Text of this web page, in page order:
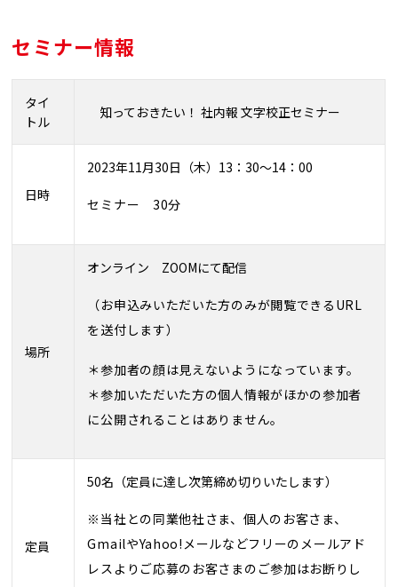
セミナー情報
タイ
トル
知っておきたい！ 社内報 文字校正セミナー
日時
2023年11月30日（木） 13 ：30～14 ：00
セミナー 30分
場所
オンライン ZOOMにて配信
（お申込みいただいた方のみが閲覧できるURL
を送付します）
＊参加者の顔は見えないようになっています。
＊参加いただいた方の個人情報がほかの参加者
に公開されることはありません。
定員
50名（定員に達し次第締め切りいたします）
※当社との同業他社さま、個人のお客さま、
GmailやYahoo!メールなどフリーのメールアド
レスよりご応募のお客さまのご参加はお断りし